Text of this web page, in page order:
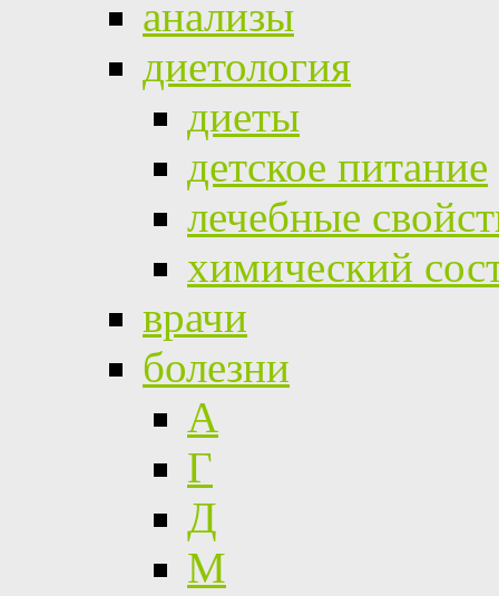
анализы
диетология
диеты
детское питание
лечебные
химический
врачи
болезни
А
Г
Д
М